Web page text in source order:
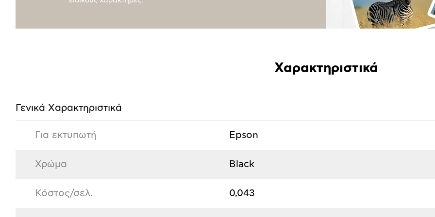
Χαρακτηριστικά
Γενικά Xαρακτηριστικά
Για εκτυπωτή Epson
Χρώμα Black
Κόστος/σελ. 0,043